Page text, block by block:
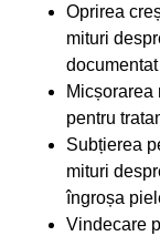
Oprirea
mituri
Micșorarea
pentru
Subțierea
mituri
îngroșa
Vindecare